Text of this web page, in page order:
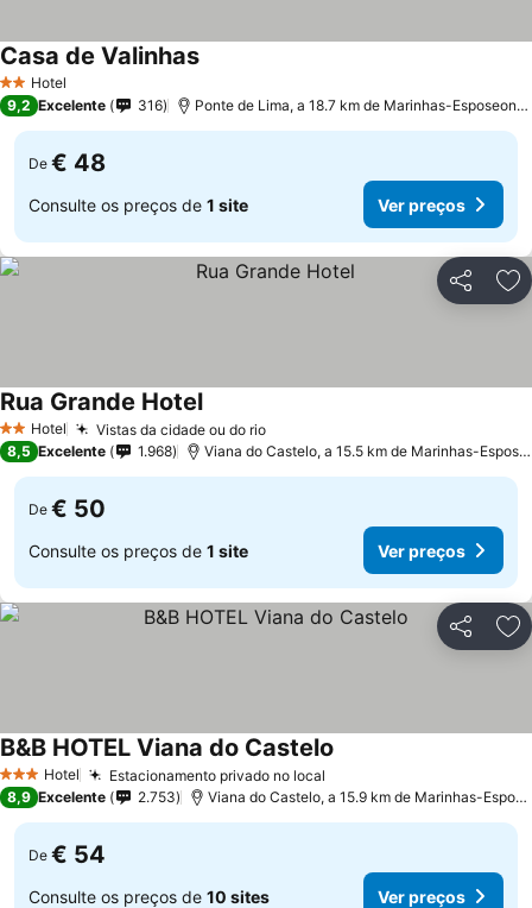
2 Estrelas
Hotel
Casa de ValinhasVer preços
9,2 Excelente 316 Ponte de Lima, a 18.7 km de Marinhas-Esposeonde
De € 48
Consulte os preços de 1 site Ver preços
Partilhar
2 Estrelas
Hotel Vistas da cidade ou do rioVer preços
Rua Grande HotelVer preços
8,5 Excelente 1.968 Viana do Castelo, a 15.5 km de Marinhas-
De € 50
Consulte os preços de 1 site Ver preços
Partilhar
3 EstrelasHotel Estacionamento privado no local
B&B HOTEL Viana do Castelo
8,9 Excelente 2.753 Viana do Castelo, a 15.9 km de Marinhas-
De € 54
Consulte os preços de 10 sites Ver preços